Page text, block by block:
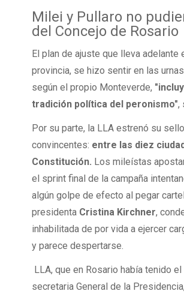
Milei y Pullaro no
del Concejo de Rosario
El plan de ajuste que lleva adelante
provincia, se hizo sentir en las
según el propio Monteverde,
tradición política del peronismo",
Por su parte, la LLA estrenó su
convincentes: entre las diez
Constitución. Los mileístas
el sprint final de la campaña
algún golpe de efecto al pegar
presidenta Cristina Kirchner,
inhabilitada de por vida a ejercer
y parece despertarse.
LLA, que en Rosario había tenido
secretaria General de la